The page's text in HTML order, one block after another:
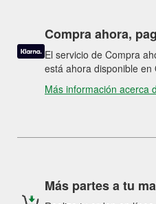
Compra ahora,
El servicio de Compra
está ahora disponible en
Más información acerca
Más partes a tu